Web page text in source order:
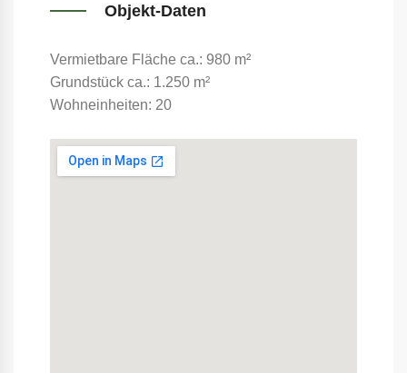
Objekt-Daten
Vermietbare Fläche ca.: 980 m²
Grundstück ca.: 1.250 m²
Wohneinheiten: 20